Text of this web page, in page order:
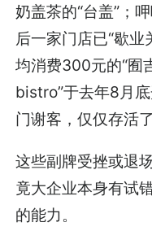
奶盖茶的“台盖”；
后一家门店已“歇业
均消费300元的“囿
bistro”于去年8月
门谢客，仅仅存活
这些副牌受挫或退
竟大企业本身有试
的能力。